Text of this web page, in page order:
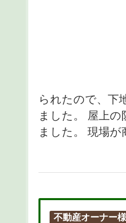
られたので、下
ました。 屋上
ました。 現場
不動産オーナー